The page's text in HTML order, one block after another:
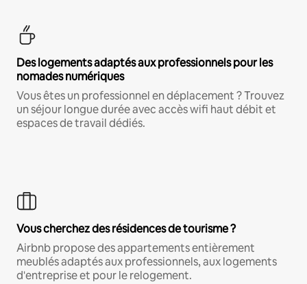
Des logements adaptés aux professionnels pour les
nomades numériques
Vous êtes un professionnel en déplacement ? Trouvez
un séjour longue durée avec accès wifi haut débit et
espaces de travail dédiés.
Vous cherchez des résidences de tourisme ?
Airbnb propose des appartements entièrement
meublés adaptés aux professionnels, aux logements
d'entreprise et pour le relogement.